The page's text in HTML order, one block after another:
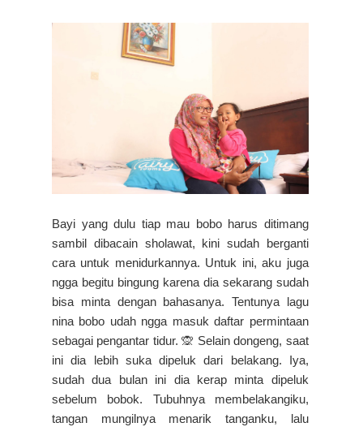
Bayi yang dulu tiap mau bobo harus ditimang
sambil dibacain sholawat, kini sudah berganti
cara untuk menidurkannya. Untuk ini, aku juga
ngga begitu bingung karena dia sekarang sudah
bisa minta dengan bahasanya. Tentunya lagu
nina bobo udah ngga masuk daftar permintaan
sebagai pengantar tidur. 🙊 Selain dongeng, saat
ini dia lebih suka dipeluk dari belakang. Iya,
sudah dua bulan ini dia kerap minta dipeluk
sebelum bobok. Tubuhnya membelakangiku,
tangan mungilnya menarik tanganku, lalu